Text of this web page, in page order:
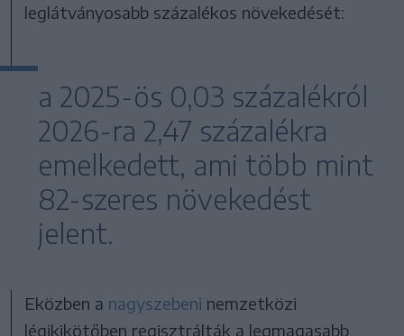
leglátványosabb százalékos növekedését:
a 2025-ös 0,03 százalékról
2026-ra 2,47 százalékra
emelkedett, ami több mint
82-szeres növekedést
jelent.
Eközben a nagyszebeni nemzetközi
légikikötőben regisztrálták a legmagasabb